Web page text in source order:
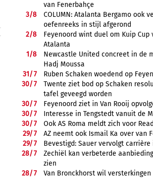
van Fenerbahçe
3/8
COLUMN: Atalanta Bergamo ook
oefenreeks in stijl afgerond
2/8
Feyenoord wint duel om Kuip Cup
Atalanta
1/8
Newcastle United concreet in de
Hadj Moussa
31/7
Ruben Schaken woedend op
30/7
Twente ziet bod op Schaken
tafel geveegd worden
30/7
Feyenoord ziet in Van Rooij
30/7
Interesse in Tengstedt vanuit de
30/7
Ook AS Roma meldt zich voor Read
29/7
AZ neemt ook Ismail Ka over van
29/7
Bevestigd: Sauer vervolgt
28/7
Zechiël kan verbeterde
zien
28/7
Van Bronckhorst wil versterkingen